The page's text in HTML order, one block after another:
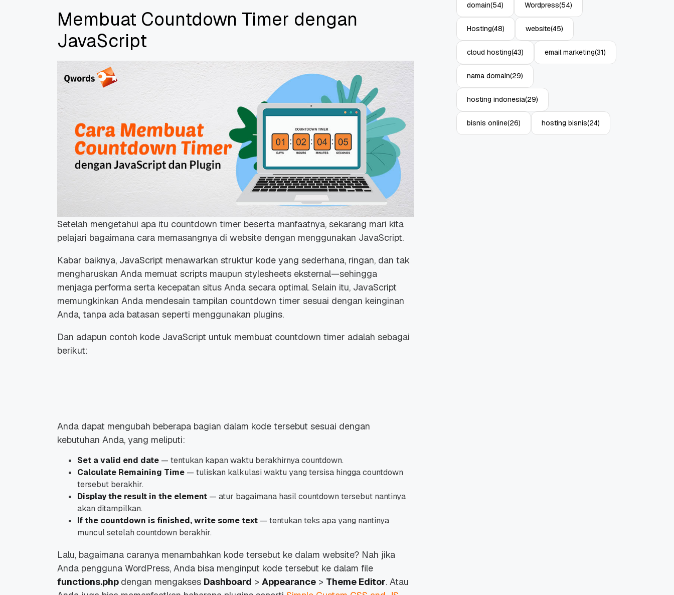
Hosting Qwords
Terbaru
20 Nov, 2025 6
Untungnya?
27 Jul, 2022
Aplikasi: Atasi Limitasi
Media
Membuat Countdown Timer dengan
JavaScript
Setelah mengetahui apa itu countdown timer beserta manfaatnya, sekarang mari kita
pelajari bagaimana cara memasangnya di website dengan menggunakan JavaScript.
Kabar baiknya, JavaScript menawarkan struktur kode yang sederhana, ringan, dan tak
mengharuskan Anda memuat scripts maupun stylesheets eksternal—sehingga
menjaga performa serta kecepatan situs Anda secara optimal. Selain itu, JavaScript
memungkinkan Anda mendesain tampilan countdown timer sesuai dengan keinginan
Anda, tanpa ada batasan seperti menggunakan plugins.
Dan adapun contoh kode JavaScript untuk membuat countdown timer adalah sebagai
berikut:
Anda dapat mengubah beberapa bagian dalam kode tersebut sesuai dengan
kebutuhan Anda, yang meliputi:
Set a valid end date — tentukan kapan waktu berakhirnyacountdown.
Calculate Remaining Time — tuliskan kalkulasi waktu yang tersisa hinggacountdown
tersebut berakhir.
Display the result in the element — atur bagaimana hasil countdown tersebut nantinya
akan ditampilkan.
If the countdown is finished, write some text — tentukan teks apa yang nantinya
muncul setelah countdown berakhir.
Lalu, bagaimana caranya menambahkan kode tersebut ke dalam website? Nah jika
Anda pengguna WordPress, Anda bisa menginput kode tersebut ke dalam file
functions.php dengan mengakses Dashboard > Appearance > Theme Editor. Atau
domain(54) Wordpress(54)
Hosting(48) website(45)
cloud hosting(43) email marketing(31)
nama domain(29)
hosting indonesia(29)
bisnis online(26) hosting bisnis(24)